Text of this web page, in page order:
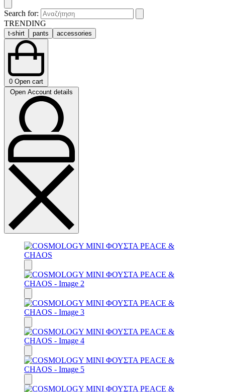
Search for:
TRENDING
t-shirt pants accessories
0 Open cart
Open Account details